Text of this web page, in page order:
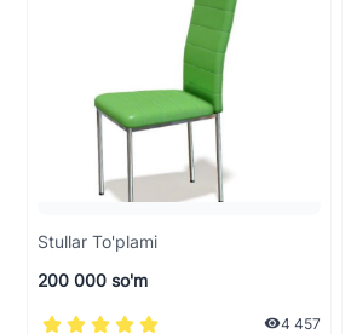
Stullar To'plami
200 000 so'm
4 457